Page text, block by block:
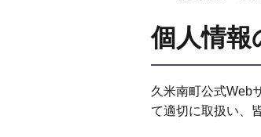
個人情報
久米南町公式Web
て適切に取扱い、